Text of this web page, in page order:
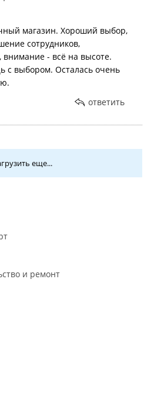
магазин. Хороший выбор,
сотрудников,
внимание - всё на высоте.
с выбором. Осталась очень
ответить
еще...
и ремонт